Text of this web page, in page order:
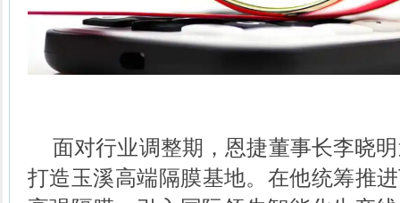
面对行业调整期，恩捷董事长李晓
打造玉溪高端隔膜基地。在他统筹推